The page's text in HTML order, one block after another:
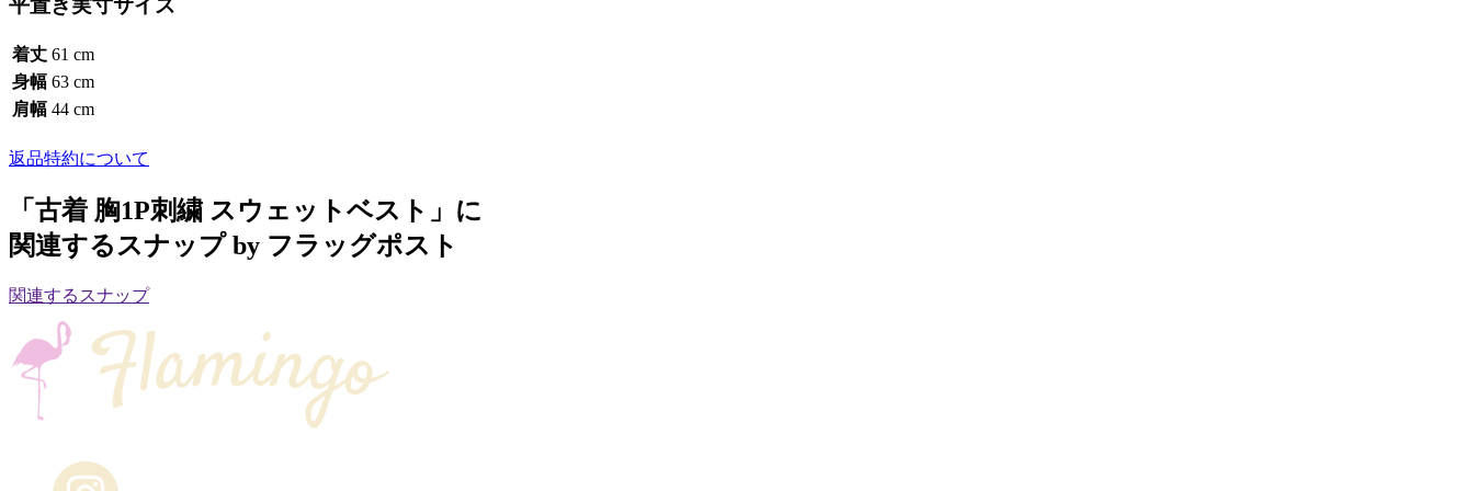
平置き実寸サイズ
着丈 61 cm
身幅 63 cm
肩幅 44 cm
返品特約について
「古着 胸1P刺繍 スウェットベスト」に
関連するスナップ by フラッグポスト
関連するスナップ